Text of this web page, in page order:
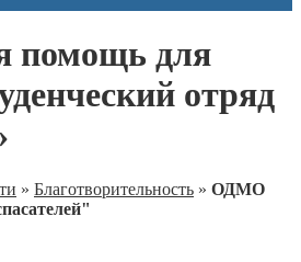
помощь для
отряд
» Благотворительность » ОДМО